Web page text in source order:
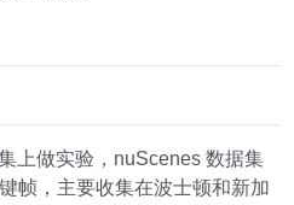
上做实验，nuScenes 数据集
帧，主要收集在波士顿和新加